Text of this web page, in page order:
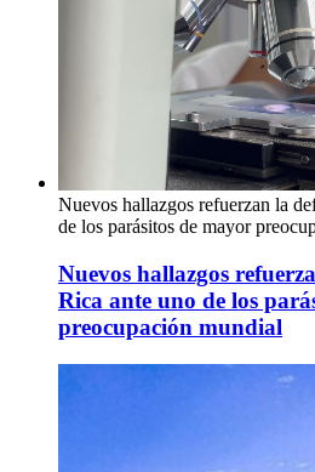
Nuevos hallazgos refuerzan la
de los parásitos de mayor
Nuevos hallazgos
Rica ante uno de los
preocupación mundial